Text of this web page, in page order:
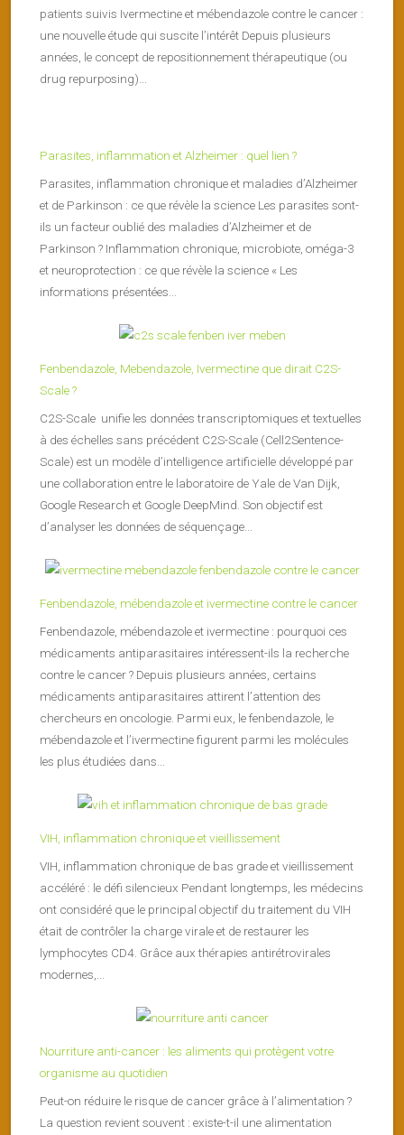
patients suivis Ivermectine et mébendazole contre le cancer :
une nouvelle étude qui suscite l’intérêt Depuis plusieurs
années, le concept de repositionnement thérapeutique (ou
drug repurposing)...
Parasites, inflammation et Alzheimer : quel lien ?
Parasites, inflammation chronique et maladies d’Alzheimer
et de Parkinson : ce que révèle la science Les parasites sont-
ils un facteur oublié des maladies d’Alzheimer et de
Parkinson ? Inflammation chronique, microbiote, oméga-3
et neuroprotection : ce que révèle la science « Les
informations présentées...
Fenbendazole, Mebendazole, Ivermectine que dirait C2S-
Scale ?
C2S-Scale unifie les données transcriptomiques et textuelles
à des échelles sans précédent C2S-Scale (Cell2Sentence-
Scale) est un modèle d’intelligence artificielle développé par
une collaboration entre le laboratoire de Yale de Van Dijk,
Google Research et Google DeepMind. Son objectif est
d’analyser les données de séquençage...
Fenbendazole, mébendazole et ivermectine contre le cancer
Fenbendazole, mébendazole et ivermectine : pourquoi ces
médicaments antiparasitaires intéressent-ils la recherche
contre le cancer ? Depuis plusieurs années, certains
médicaments antiparasitaires attirent l’attention des
chercheurs en oncologie. Parmi eux, le fenbendazole, le
mébendazole et l’ivermectine figurent parmi les molécules
les plus étudiées dans...
VIH, inflammation chronique et vieillissement
VIH, inflammation chronique de bas grade et vieillissement
accéléré : le défi silencieux Pendant longtemps, les médecins
ont considéré que le principal objectif du traitement du VIH
était de contrôler la charge virale et de restaurer les
lymphocytes CD4. Grâce aux thérapies antirétrovirales
modernes,...
Nourriture anti-cancer : les aliments qui protègent votre
organisme au quotidien
Peut-on réduire le risque de cancer grâce à l’alimentation ?
La question revient souvent : existe-t-il une alimentation